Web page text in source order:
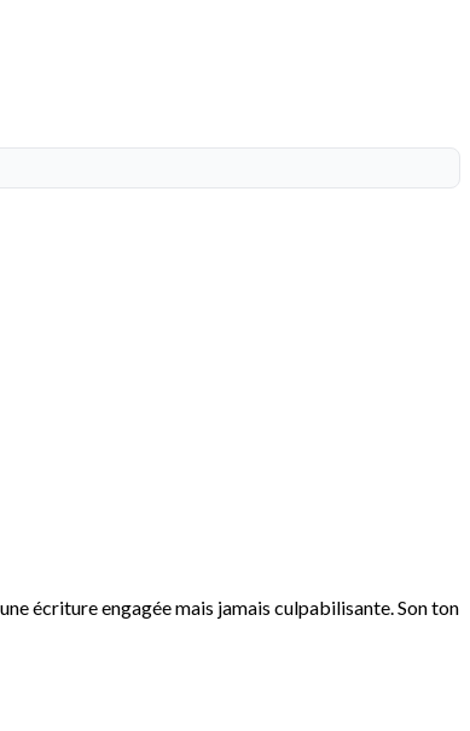
écriture engagée mais jamais culpabilisante. Son ton